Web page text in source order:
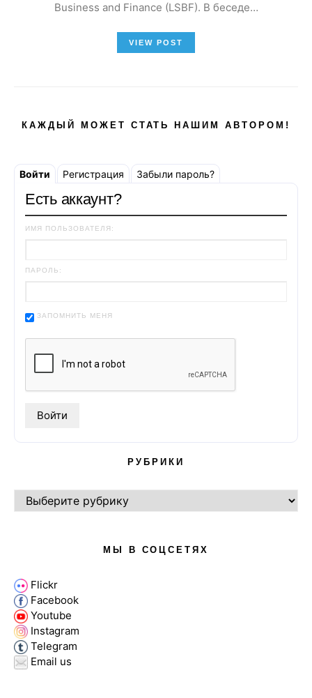
Business and Finance (LSBF). В беседе…
VIEW POST
КАЖДЫЙ МОЖЕТ СТАТЬ НАШИМ АВТОРОМ!
Войти Регистрация Забыли пароль?
Есть аккаунт?
ИМЯ ПОЛЬЗОВАТЕЛЯ:
ПАРОЛЬ:
ЗАПОМНИТЬ МЕНЯ
РУБРИКИ
МЫ В СОЦСЕТЯХ
Flickr
Facebook
Youtube
Instagram
Telegram
Email us